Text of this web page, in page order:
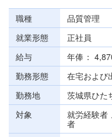
職種
品質管理
就業形態
正社員
給与
年俸
勤務形態
在宅および
勤務地
茨城県ひた
対象
就労経験者
者